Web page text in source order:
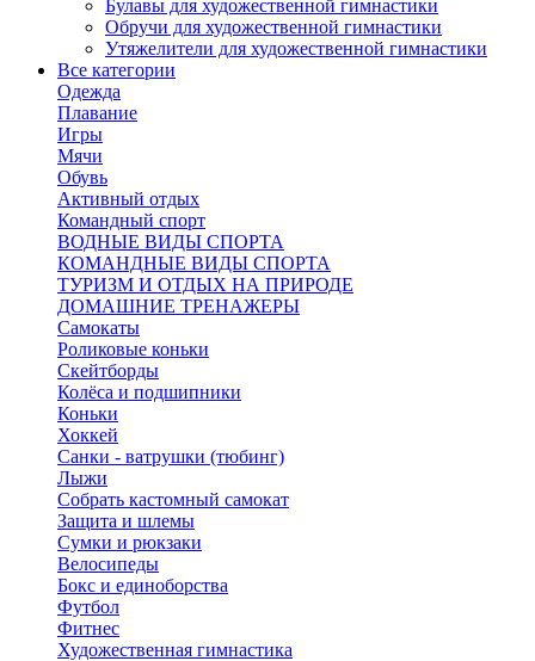
Булавы для художественной гимнастики
Обручи для художественной гимнастики
Утяжелители для художественной гимнастики
Все категории
Одежда
Плавание
Игры
Мячи
Обувь
Активный отдых
Командный спорт
ВОДНЫЕ ВИДЫ СПОРТА
КОМАНДНЫЕ ВИДЫ СПОРТА
ТУРИЗМ И ОТДЫХ НА ПРИРОДЕ
ДОМАШНИЕ ТРЕНАЖЕРЫ
Самокаты
Роликовые коньки
Скейтборды
Колёса и подшипники
Коньки
Хоккей
Санки - ватрушки (тюбинг)
Лыжи
Собрать кастомный самокат
Защита и шлемы
Сумки и рюкзаки
Велосипеды
Бокс и единоборства
Футбол
Фитнес
Художественная гимнастика